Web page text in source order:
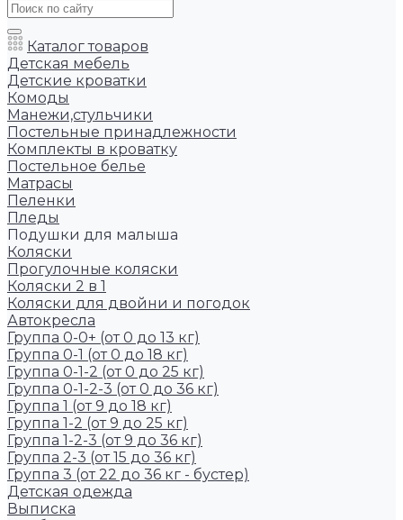
Каталог товаров
Детская мебель
Детские кроватки
Комоды
Манежи,стульчики
Постельные принадлежности
Комплекты в кроватку
Постельное белье
Матрасы
Пеленки
Пледы
Подушки для малыша
Коляски
Прогулочные коляски
Коляски 2 в 1
Коляски для двойни и погодок
Автокресла
Группа 0-0+ (от 0 до 13 кг)
Группа 0-1 (от 0 до 18 кг)
Группа 0-1-2 (от 0 до 25 кг)
Группа 0-1-2-3 (от 0 до 36 кг)
Группа 1 (от 9 до 18 кг)
Группа 1-2 (от 9 до 25 кг)
Группа 1-2-3 (от 9 до 36 кг)
Группа 2-3 (от 15 до 36 кг)
Группа 3 (от 22 до 36 кг - бустер)
Детская одежда
Выписка